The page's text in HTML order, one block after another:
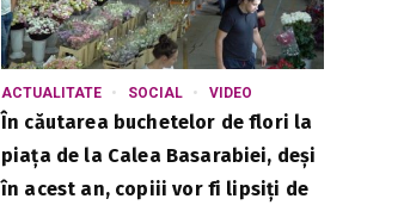
ACTUALITATE SOCIAL VIDEO
În căutarea buchetelor de flori la
piața de la Calea Basarabiei, deși
în acest an, copiii vor fi lipsiți de